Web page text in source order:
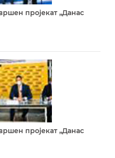
пројекат „Данас
пројекат „Данас